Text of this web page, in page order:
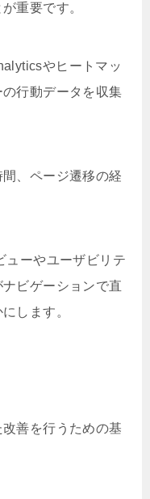
重要です。
やヒートマッ
行動データを収集
、ページ遷移の経
ューやユーザビリテ
ビゲーションで直
します。
善を行うための基